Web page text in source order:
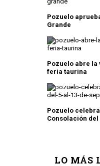
Pozuelo
Grande
Pozuelo abre la
feria taurina
Pozuelo
Consolación del
LO MÁS